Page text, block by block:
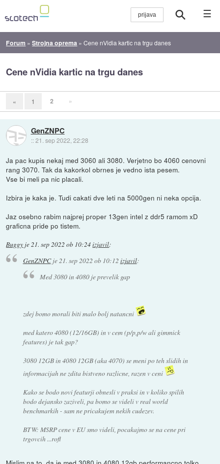
☰
Forum »Strojna oprema »Cene nVidia kartic na trgu danes
Cene nVidia kartic na trgu danes
« 1 2 »
GenZNPC
::21. sep 2022, 22:28
Ja pac kupis nekaj med 3060 ali 3080. Verjetno bo 4060 cenovni
rang 3070. Tak da kakorkol obrnes je vedno ista pesem.
Vse bi meli pa nic placali.
Izbira je kaka je. Tudi cakati dve leti na 5000gen ni neka opcija.
Jaz osebno rabim najprej proper 13gen intel z ddr5 ramom xD
graficna pride po tistem.
Buggy je21. sep 2022 ob 10:24izjavil:
GenZNPCje21. sep 2022 ob 10:12 izjavil:
Med 3080 in 4080 je prevelik gap
zdej bomo morali biti malo bolj natancni
med katero 4080 (12/16GB) in v cem (p/p,p/w ali gimmick
features) je tak gap?
3080 12GB in 4080 12GB (aka 4070) se meni po teh slidih in
informacijah ne zdita bistveno razlicne, razen v ceni
Kako se bodo novi featurji obnesli v praksi in v koliko spilih
bodo dejansko zaziveli, pa bomo se videli v real world
benchmarkih - sam ne pricakujem nekih cudezev.
BTW: MSRP cene v EU smo videli, pocakajmo se na cene pri
trgovcih ...rofl